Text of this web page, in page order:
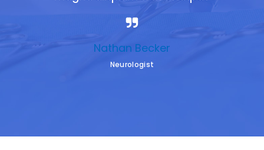
Nathan Becker
Neurologist